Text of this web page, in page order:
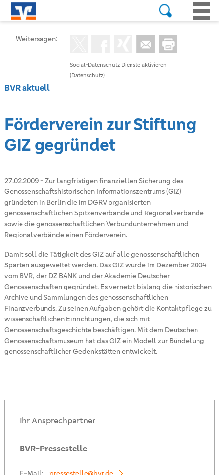
Social-Datenschutz Dienste aktivieren
(Datenschutz)
Weitersagen:
BVR aktuell
Förderverein zur Stiftung
GIZ gegründet
27.02.2009- Zur langfristigen finanziellen Sicherung des
Genossenschaftshistorischen Informationszentrums (GIZ)
gründeten in Berlin die im DGRV organisierten
genossenschaftlichen Spitzenverbände und Regionalverbände
sowie die genossenschaftlichen Verbundunternehmen und
Regionalverbände einen Förderverein.
Damit soll die Tätigkeit des GIZ auf alle genossenschaftlichen
Sparten ausgeweitet werden. Das GIZ wurde im Dezember 2004
vom BVR, der DZ BANK und der Akademie Deutscher
Genossenschaften gegründet. Es vernetzt bislang die historischen
Archive und Sammlungen des genossenschaftlichen
Finanzverbunds. Zu seinen Aufgaben gehört die Kontaktpflege zu
wissenschaftlichen Einrichtungen, die sich mit
Genossenschaftsgeschichte beschäftigen. Mit dem Deutschen
Genossenschaftsmuseum hat das GIZ ein Modell zur Bündelung
genossenschaftlicher Gedenkstätten entwickelt.
Ihr Ansprechpartner
BVR-Pressestelle
E-Mail:
pressestelle@bvr.de